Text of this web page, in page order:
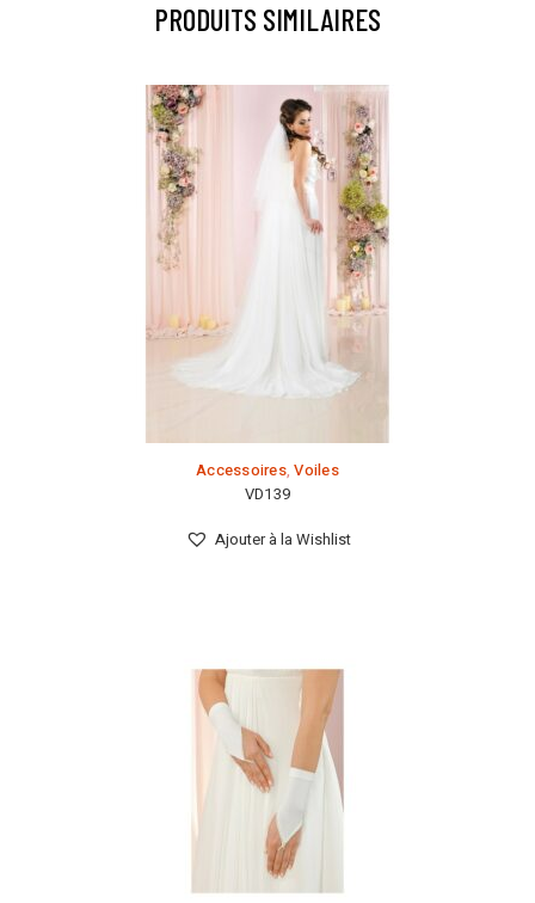
PRODUITS SIMILAIRES
Accessoires,Voiles
VD139
Ajouter à la Wishlist